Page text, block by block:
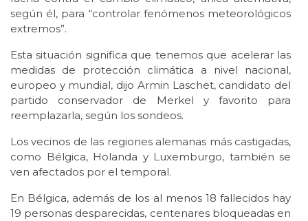
según él, para “controlar fenómenos meteorológicos
extremos”.
Esta situación significa que tenemos que acelerar las
medidas de protección climática a nivel nacional,
europeo y mundial, dijo Armin Laschet, candidato del
partido conservador de Merkel y favorito para
reemplazarla, según los sondeos.
Los vecinos de las regiones alemanas más castigadas,
como Bélgica, Holanda y Luxemburgo, también se
ven afectados por el temporal.
En Bélgica, además de los al menos 18 fallecidos hay
19 personas desparecidas, centenares bloqueadas en